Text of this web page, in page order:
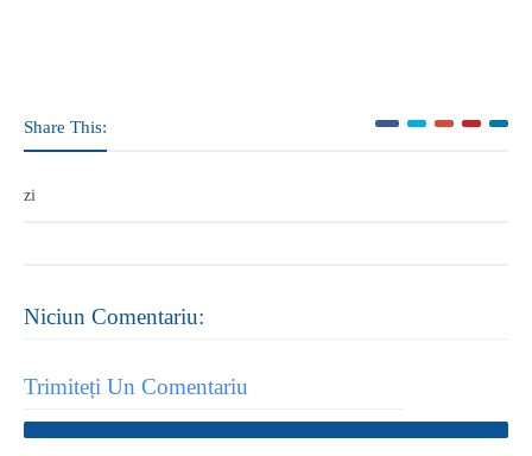
Share This:
zi
Niciun Comentariu:
Trimiteți Un Comentariu